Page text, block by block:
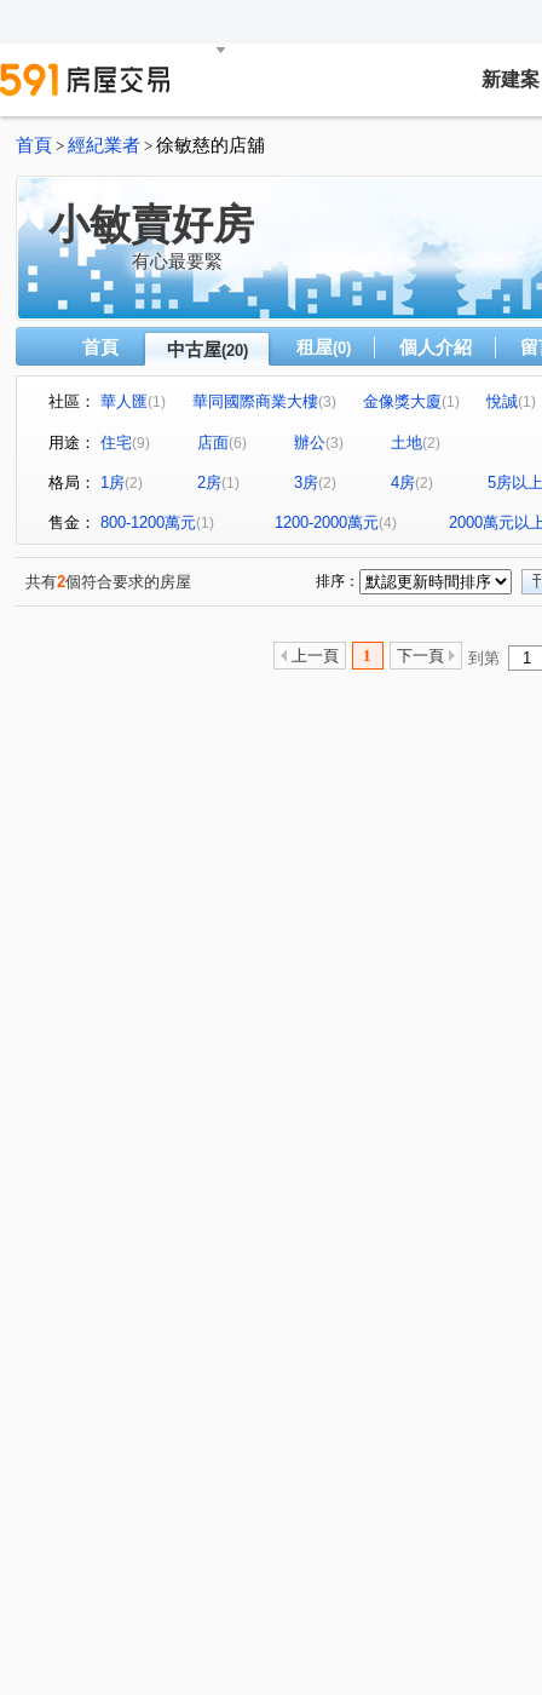
新建案
首頁 > 經紀業者 > 徐敏慈的店舖
小敏賣好房
有心最要緊
首頁 中古屋(20) 租屋(0) 個人介紹
社區： 華人匯(1) 華同國際商業大樓(3) 金像獎大廈(1) 悅誠(1)
樹禾苑 太普君品大樓 (1) (1)
明隆街
美都路 興中一路 明誠三路
中正
京中四街(1) 新田路
用途： 住宅(9) 店面(6) 辦公(3) 土地(2)
格局： 1房(2) 2房(1) 3房(2) 4房(2) 5房以上
售金： 800-1200萬元(1) 1200-2000萬元(4) 2000萬元以
共有2個符合要求的房屋 排序：
上一頁 1 下一頁 到第